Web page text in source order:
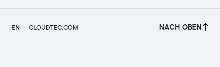
EN —CLOUDTEC.COM NACH OBEN